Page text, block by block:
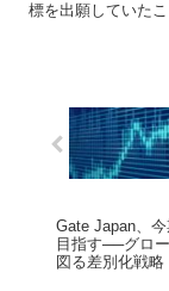
標を出願していた
Gate Japan、
目指す──グロ
図る差別化戦略